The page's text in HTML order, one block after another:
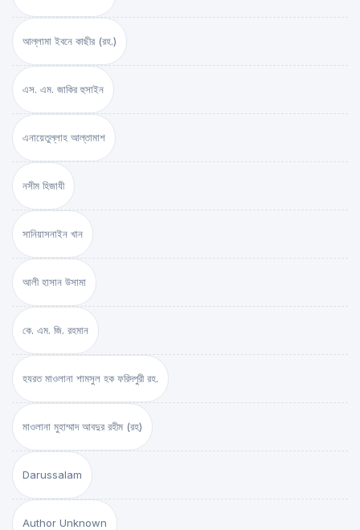
আল্লামা ইবনে কাছীর (রহ.)
এস. এম. জাকির হুসাইন
এনায়েতুল্লাহ আল্‌তামাশ
নসীম হিজাযী
সানিয়াসনাইন খান
আলী হাসান উসামা
কে. এম. জি. রহমান
হযরত মাওলানা শামসুল হক ফরিদপুরী রহ.
মাওলানা মুহাম্মাদ আবদুর রহীম (রহ)
Darussalam
Author Unknown